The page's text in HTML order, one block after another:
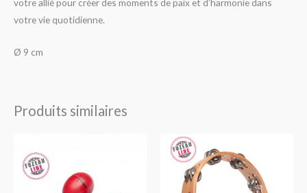
votre vie quotidienne.
Ø 9 cm
Produits similaires